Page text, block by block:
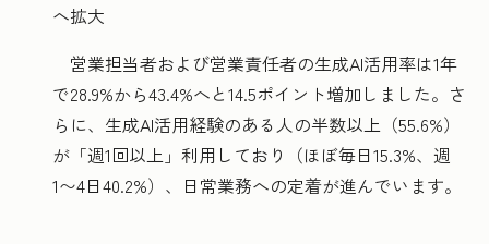
へ拡大
営業担当者および営業責任者の生成AI活用率は1年
で28.9%から43.4%へと14.5ポイント増加しました。さ
らに、生成AI活用経験のある人の半数以上（55.6%）
が「週1回以上」利用しており（ほぼ毎日15.3%、週
1〜4日40.2%）、日常業務への定着が進んでいます。